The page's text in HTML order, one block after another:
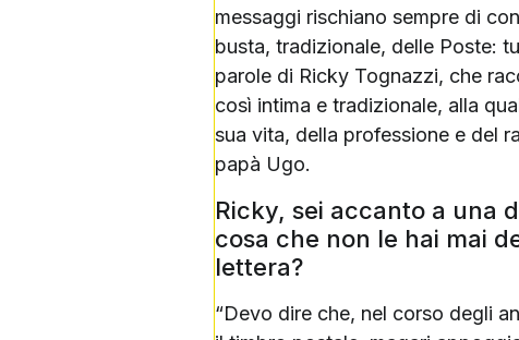
messaggi rischiano sempre di
busta, tradizionale, delle Poste:
parole di Ricky Tognazzi, che
così intima e tradizionale, alla
sua vita, della professione e del
papà Ugo.
Ricky, sei accanto a una
cosa che non le hai mai
lettera?
“Devo dire che, nel corso degli